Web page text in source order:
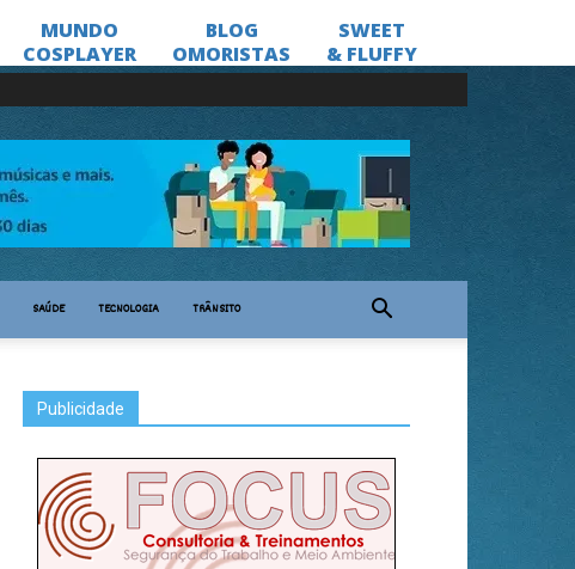
SAÚDE TECNOLOGIA TRÂNSITO
Publicidade